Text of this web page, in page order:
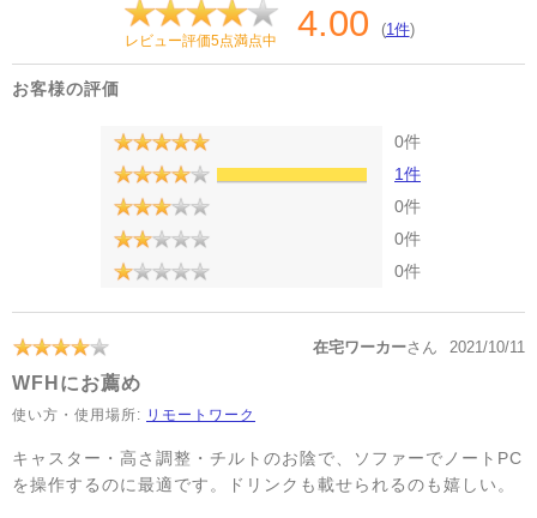
レビュー評価5点満点中 4.00 (1件)
お客様の評価
0件
1件
0件
0件
0件
在宅ワーカーさん 2021/10/11
WFHにお薦め
使い方・使用場所: リモートワーク
キャスター・高さ調整・チルトのお陰で、ソファーでノートPC
を操作するのに最適です。ドリンクも載せられるのも嬉しい。